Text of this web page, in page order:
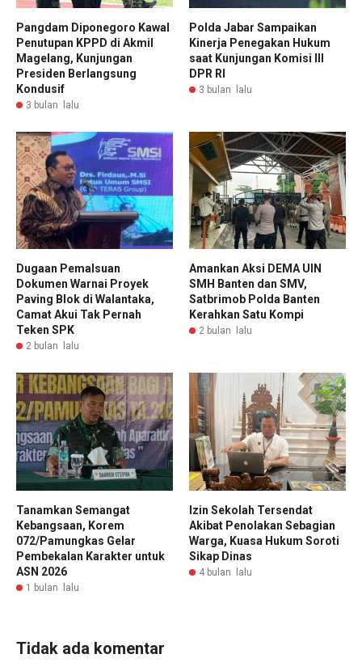
Pangdam Diponegoro Kawal
Penutupan KPPD di Akmil
Magelang, Kunjungan
Presiden Berlangsung
Kondusif
3 bulan lalu
Polda Jabar Sampaikan
Kinerja Penegakan Hukum
saat Kunjungan Komisi III
DPR RI
3 bulan lalu
Dugaan Pemalsuan
Dokumen Warnai Proyek
Paving Blok di Walantaka,
Camat Akui Tak Pernah
Teken SPK
2 bulan lalu
Amankan Aksi DEMA UIN
SMH Banten dan SMV,
Satbrimob Polda Banten
Kerahkan Satu Kompi
2 bulan lalu
Tanamkan Semangat
Kebangsaan, Korem
072/Pamungkas Gelar
Pembekalan Karakter untuk
ASN 2026
1 bulan lalu
Izin Sekolah Tersendat
Akibat Penolakan Sebagian
Warga, Kuasa Hukum Soroti
Sikap Dinas
4 bulan lalu
Tidak ada komentar